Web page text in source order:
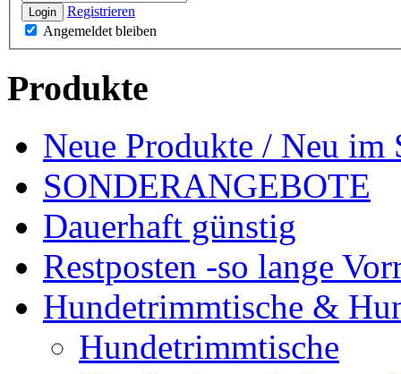
Login
Registrieren
Angemeldet bleiben
Produkte
Neue Produkte / Neu im
SONDERANGEBOTE
Dauerhaft günstig
Restposten -so lange
Hundetrimmtische &
Hundetrimmtische